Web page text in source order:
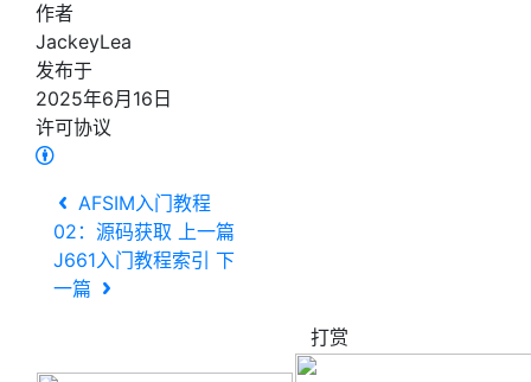
作者
JackeyLea
发布于
2025年6月16日
许可协议
AFSIM入门教程
02：源码获取 上一篇
J661入门教程索引 下
一篇
打赏